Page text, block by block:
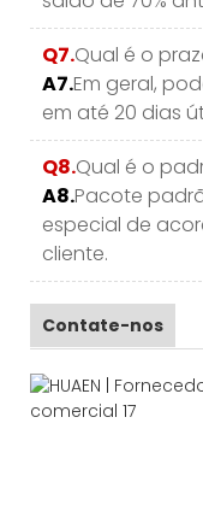
Q7.Qual é o
A7.Em geral,
em até 20 dias
Q8.Qual é o
A8.Pacote
especial de
cliente.
Contate-nos